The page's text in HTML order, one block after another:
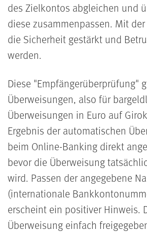
des Zielkontos abgleichen und
diese zusammenpassen. Mit
die Sicherheit gestärkt und
werden.
Diese "Empfängerüberprüfung"
Überweisungen, also für
Überweisungen in Euro auf
Ergebnis der automatischen
beim Online-Banking direkt
bevor die Überweisung
wird. Passen der angegebene
(internationale
erscheint ein positiver Hinweis.
Überweisung einfach